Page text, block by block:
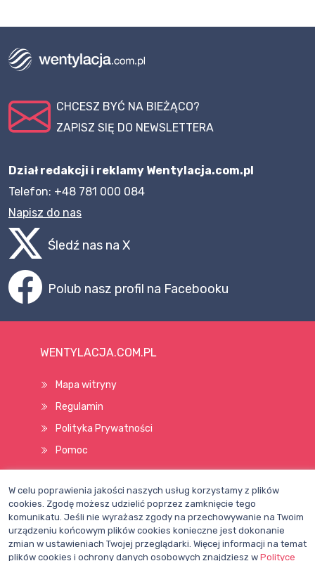
CHCESZ BYĆ NA BIEŻĄCO?
ZAPISZ SIĘ DO NEWSLETTERA
Dział redakcji i reklamy Wentylacja.com.pl
Telefon: +48 781 000 084
Napisz do nas
Śledź nas na X
Polub nasz profil na Facebooku
WENTYLACJA.COM.PL
Mapa witryny
Regulamin
Polityka Prywatności
Pomoc
Wszelkie prawa zastrzeżone © 1998–2026
W celu poprawienia jakości naszych usług korzystamy z plików
cookies. Zgodę możesz udzielić poprzez zamknięcie tego
komunikatu. Jeśli nie wyrażasz zgody na przechowywanie na Twoim
urządzeniu końcowym plików cookies konieczne jest dokonanie
zmian w ustawieniach Twojej przeglądarki. Więcej informacji na temat
plików cookies i ochrony danych osobowych znajdziesz w Polityce